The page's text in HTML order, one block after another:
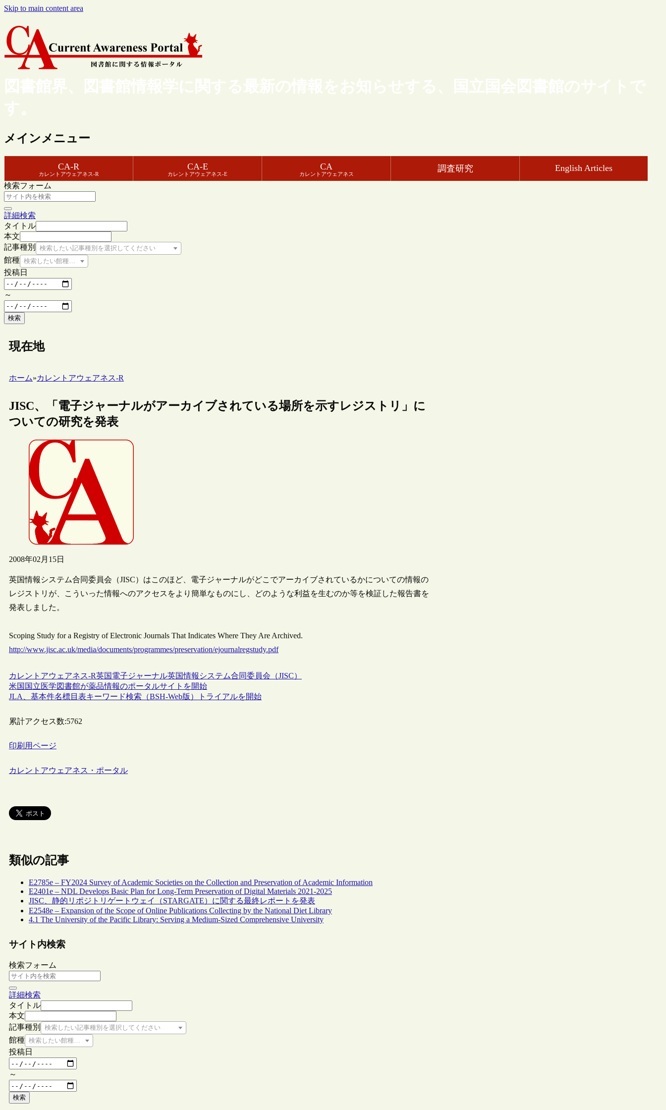
Skip to main content area
図書館界、図書館情報学に関する最新の情報をお知らせする、国立国会図書館のサイトで
す。
メインメニュー
CA-R
カレントアウェアネス-R
CA-E
カレントアウェアネス-E
CA
カレントアウェアネス
調査研究 English Articles
検索フォーム
詳細検索
タイトル
本文
記事種別
検索したい記事種別を選択してください
館種 検索したい館種を選択してください
投稿日
～
検索
現在地
ホーム»カレントアウェアネス-R
JISC、「電子ジャーナルがアーカイブされている場所を示すレジストリ」に
ついての研究を発表
2008年02月15日
英国情報システム合同委員会（JISC）はこのほど、電子ジャーナルがどこでアーカイブされているかについての情報の
レジストリが、こういった情報へのアクセスをより簡単なものにし、どのような利益を生むのか等を検証した報告書を
発表しました。
Scoping Study for a Registry of Electronic Journals That Indicates Where They Are Archived.
http://www.jisc.ac.uk/media/documents/programmes/preservation/ejournalregstudy.pdf
カレントアウェアネス-R英国 電子ジャーナル英国情報システム合同委員会（JISC）
米国国立医学図書館が薬品情報のポータルサイトを開始
JLA、基本件名標目表キーワード検索（BSH-Web版）トライアルを開始
累計アクセス数:5762
印刷用ページ
カレントアウェアネス・ポータル
類似の記事
E2785e – FY2024 Survey of Academic Societies on the Collection and Preservation of Academic Information
E2401e – NDL Develops Basic Plan for Long-Term Preservation of Digital Materials 2021-2025
JISC、静的リポジトリゲートウェイ（STARGATE）に関する最終レポートを発表
E2548e – Expansion of the Scope of Online Publications Collecting by the National Diet Library
4.1 The University of the Pacific Library: Serving a Medium-Sized Comprehensive University
サイト内検索
検索フォーム
詳細検索
タイトル
本文
記事種別
検索したい記事種別を選択してください
館種 検索したい館種を選択してください
投稿日
～
検索